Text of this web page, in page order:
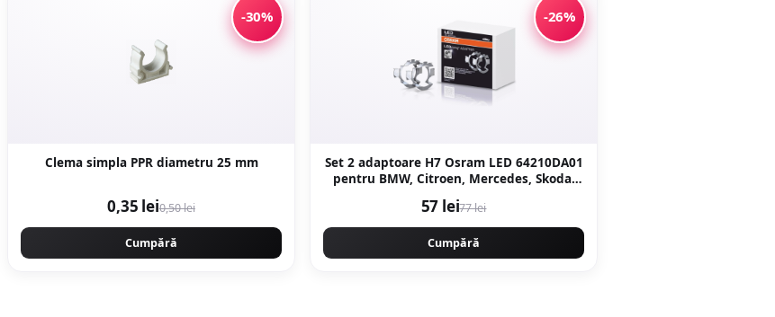
-30%
Clema simpla PPR diametru 25 mm
0,35 lei0,50 lei
Cumpără
-26%
Set 2 adaptoare H7 Osram LED 64210DA01
pentru BMW, Citroen, Mercedes, Skoda,
57 lei77 lei
Cumpără